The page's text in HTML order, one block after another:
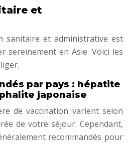
et
sanitaire et administrative est
sereinement en Asie. Voici les
par pays : hépatite
japonaise
de vaccination varient selon
de votre séjour. Cependant,
recommandés pour